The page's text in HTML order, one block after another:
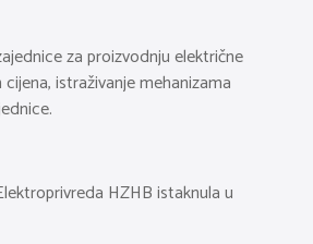
za proizvodnju električne
istraživanje mehanizama
HZHB istaknula u